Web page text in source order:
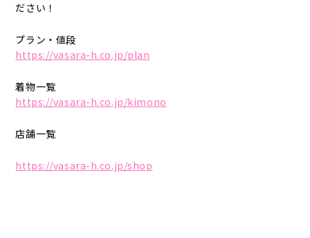
ださい！
プラン・値段
https://vasara-h.co.jp/plan
着物一覧
https://vasara-h.co.jp/kimono
店舗一覧
https://vasara-h.co.jp/shop